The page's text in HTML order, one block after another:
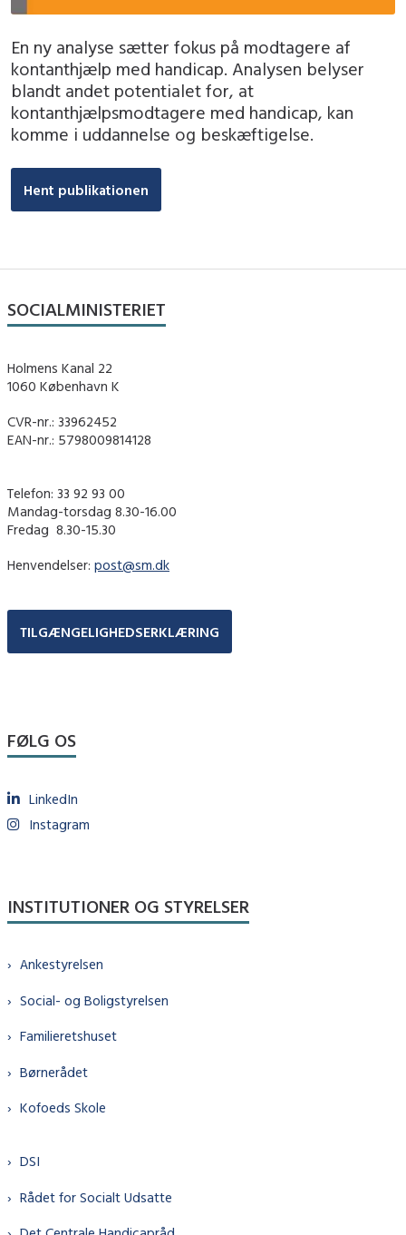
En ny analyse sætter fokus på modtagere af
kontanthjælp med handicap. Analysen belyser
blandt andet potentialet for, at
kontanthjælpsmodtagere med handicap, kan
komme i uddannelse og beskæftigelse.
Hent publikationen
SOCIALMINISTERIET
Holmens Kanal 22
1060 København K
CVR-nr.: 33962452
EAN-nr.: 5798009814128
Telefon: 33 92 93 00
Mandag-torsdag 8.30-16.00
Fredag ​ 8.30-15.30
Henvendelser: post@sm.dk
TILGÆNGELIGHEDSERKLÆRING
FØLG OS
LinkedIn
Instagram
INSTITUTIONER OG STYRELSER
Ankestyrelsen
Social- og Boligstyrelsen
Familieretshuset
Børnerådet
Kofoeds Skole
DSI
Rådet for Socialt Udsatte